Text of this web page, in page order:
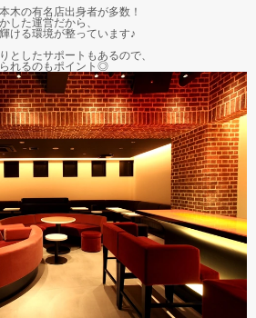
木の有名店出身者が多数！
した運営だから、
ける環境が整っています♪
としたサポートもあるので、
れるのもポイント◎